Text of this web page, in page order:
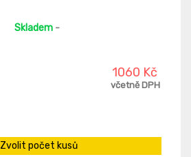
Skladem -
1060 Kč
včetně DPH
Zvolit počet kusů